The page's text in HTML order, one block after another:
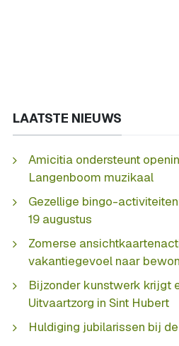
LAATSTE NIEUWS
Amicitia ondersteunt
Langenboom muzikaal
Gezellige bingo-
19 augustus
Zomerse
vakantiegevoel naar
Bijzonder kunstwerk krijgt
Uitvaartzorg in Sint Hubert
Huldiging jubilarissen bij